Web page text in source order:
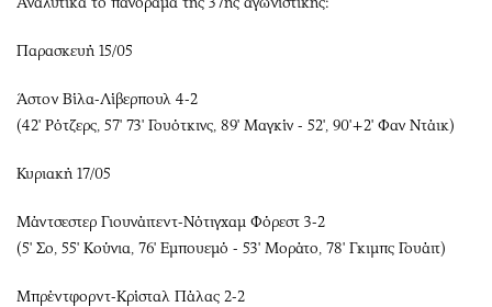
Παρασκευή 15/05
Άστον Βίλα-Λίβερπουλ 4-2
(42' Ρότζερς, 57' 73' Γουότκινς, 89' Μαγκίν - 52', 90'+2' Φαν Ντάικ)
Κυριακή 17/05
Μάντσεστερ Γιουνάιτεντ-Νότιγχαμ Φόρεστ 3-2
(5' Σο, 55' Κούνια, 76' Εμπουεμό - 53' Μοράτο, 78' Γκιμπς Γουάιτ)
Μπρέντφορντ-Κρίσταλ Πάλας 2-2